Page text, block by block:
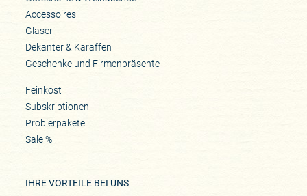
Accessoires
Gläser
Dekanter & Karaffen
Geschenke und Firmenpräsente
Feinkost
Subskriptionen
Probierpakete
Sale %
IHRE VORTEILE BEI UNS